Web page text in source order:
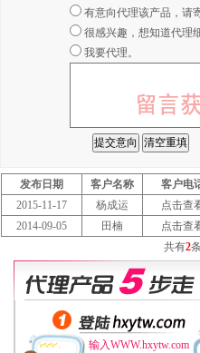
有意向代理该产品，请
很感兴趣，想知道代理
我要代理。
发布日期 客户名称 客户电
2015-11-17
杨成运 点击查
2014-09-05
田楠 点击查
共有2
输入WWW.hxytw.com